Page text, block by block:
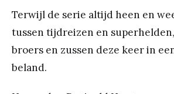
Terwijl de serie altijd heen en
tussen tijdreizen en
broers en zussen deze keer in
beland.